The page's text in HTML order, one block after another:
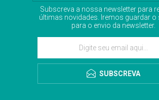
Subscreva a nossa newsletter para
últimas novidades. Iremos guardar o
para o envio da newsletter.
SUBSCREVA